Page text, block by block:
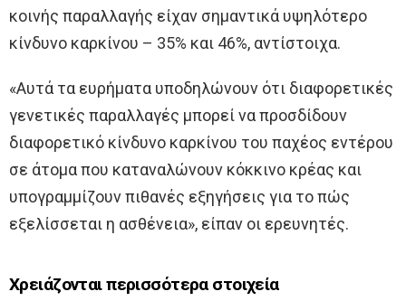
κοινής παραλλαγής είχαν σημαντικά υψηλότερο
κίνδυνο καρκίνου – 35% και 46%, αντίστοιχα.
«Αυτά τα ευρήματα υποδηλώνουν ότι διαφορετικές
γενετικές παραλλαγές μπορεί να προσδίδουν
διαφορετικό κίνδυνο καρκίνου του παχέος εντέρου
σε άτομα που καταναλώνουν κόκκινο κρέας και
υπογραμμίζουν πιθανές εξηγήσεις για το πώς
εξελίσσεται η ασθένεια», είπαν οι ερευνητές.
Χρειάζονται περισσότερα στοιχεία